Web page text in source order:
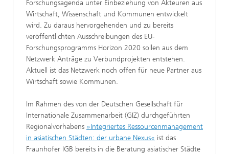
Forschungsagenda unter Einbeziehung von Akteuren aus
Wirtschaft, Wissenschaft und Kommunen entwickelt
wird. Zu daraus hervorgehenden und zu bereits
veröffentlichten Ausschreibungen des EU-
Forschungsprogramms Horizon 2020 sollen aus dem
Netzwerk Anträge zu Verbundprojekten entstehen.
Aktuell ist das Netzwerk noch offen für neue Partner aus
Wirtschaft sowie Kommunen.
Im Rahmen des von der Deutschen Gesellschaft für
Internationale Zusammenarbeit (GIZ) durchgeführten
Regionalvorhabens »Integriertes Ressourcenmanagement
in asiatischen Städten: der urbane Nexus« ist das
Fraunhofer IGB bereits in die Beratung asiatischer Städte